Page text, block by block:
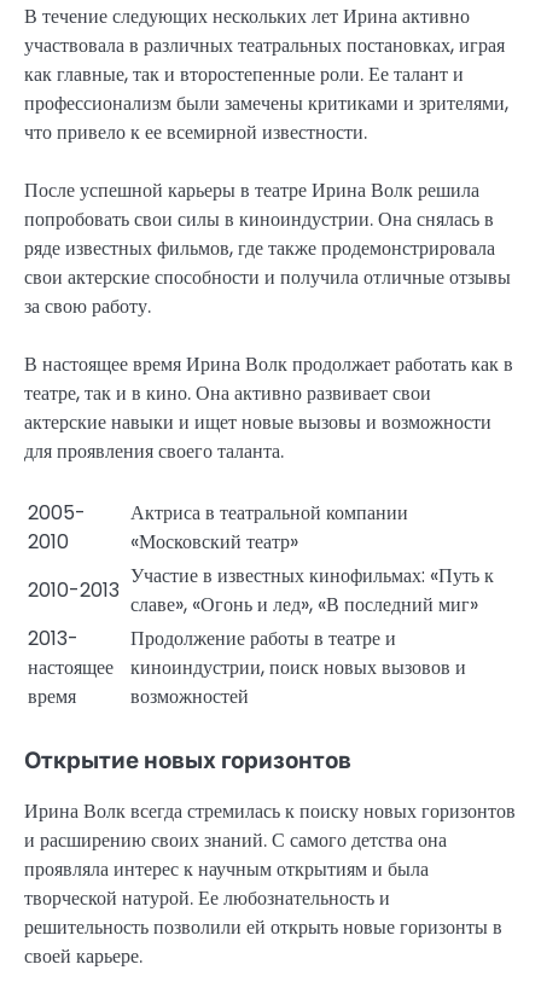
В течение следующих нескольких лет Ирина активно
участвовала в различных театральных постановках, играя
как главные, так и второстепенные роли. Ее талант и
профессионализм были замечены критиками и зрителями,
что привело к ее всемирной известности.
После успешной карьеры в театре Ирина Волк решила
попробовать свои силы в киноиндустрии. Она снялась в
ряде известных фильмов, где также продемонстрировала
свои актерские способности и получила отличные отзывы
за свою работу.
В настоящее время Ирина Волк продолжает работать как в
театре, так и в кино. Она активно развивает свои
актерские навыки и ищет новые вызовы и возможности
для проявления своего таланта.
2005-
2010
Актриса в театральной компании
«Московский театр»
2010-2013
Участие в известных кинофильмах: «Путь к
славе», «Огонь и лед», «В последний миг»
2013-
настоящее
время
Продолжение работы в театре и
киноиндустрии, поиск новых вызовов и
возможностей
Открытие новых горизонтов
Ирина Волк всегда стремилась к поиску новых горизонтов
и расширению своих знаний. С самого детства она
проявляла интерес к научным открытиям и была
творческой натурой. Ее любознательность и
решительность позволили ей открыть новые горизонты в
своей карьере.